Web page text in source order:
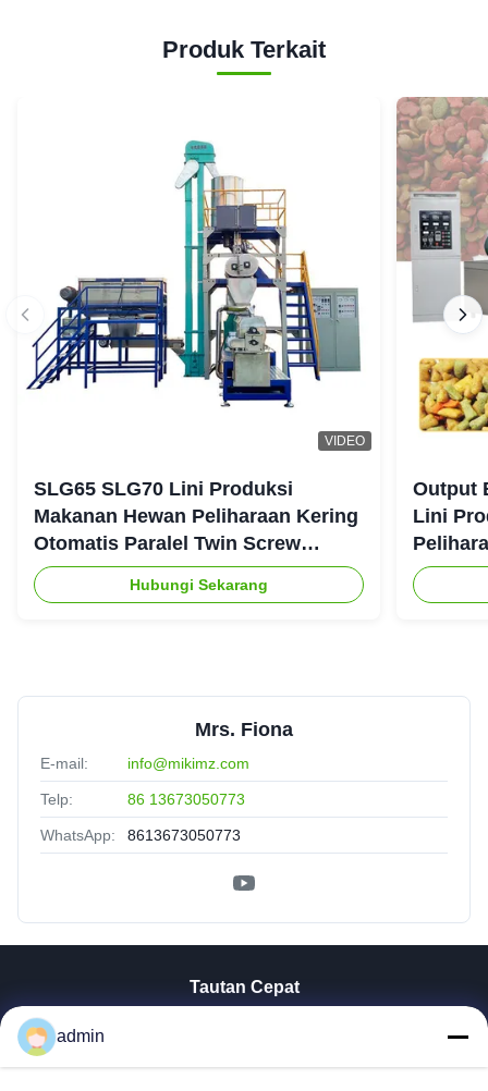
Produk Terkait
VIDEO
SLG65 SLG70 Lini Produksi
Makanan Hewan Peliharaan Kering
Otomatis Paralel Twin Screw
Extruder CE
Hubungi Sekarang
Output
Lini
Mrs. Fiona
E-mail: info@mikimz.com
Telp: 86 13673050773
WhatsApp: 8613673050773
Tautan Cepat
admin